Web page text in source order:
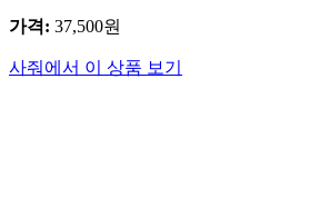
가격: 37,500원
사줘에서 이 상품 보기